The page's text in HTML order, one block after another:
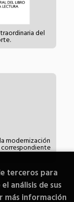
del
modernización
correspondiente
terceros para
análisis de sus
más información